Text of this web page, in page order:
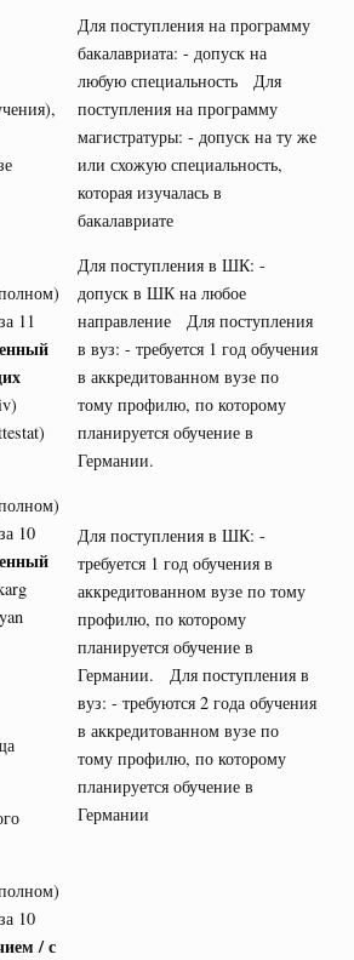
Для поступления на программу
бакалавриата: - допуск на
любую специальность Для
поступления на программу
магистратуры: - допуск на ту же
или схожую специальность,
которая изучалась в
бакалавриате
11
Для поступления в ШК: -
допуск в ШК на любое
направление Для поступления
в вуз: - требуется 1 год обучения
в аккредитованном вузе по
тому профилю, по которому
планируется обучение в
Германии.
10
Для поступления в ШК: -
требуется 1 год обучения в
аккредитованном вузе по тому
профилю, по которому
планируется обучение в
Германии. Для поступления в
вуз: - требуются 2 года обучения
в аккредитованном вузе по
тому профилю, по которому
планируется обучение в
Германии
10
/ с